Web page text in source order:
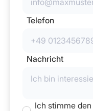
Telefon
Nachricht
Ich stimme den